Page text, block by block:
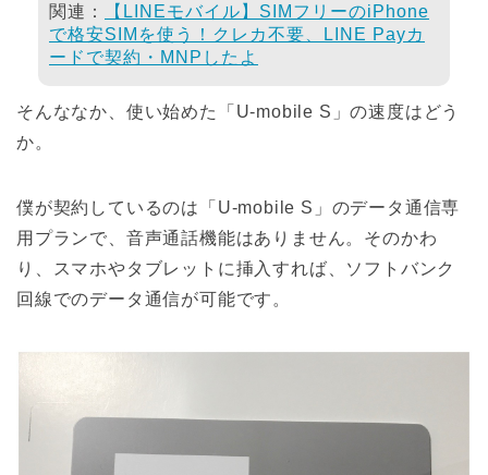
関連：
【LINEモバイル】SIMフリーのiPhone
で格安SIMを使う！クレカ不要、LINE Payカ
ードで契約・MNPしたよ
そんななか、使い始めた「U-mobile S」の速度はどう
か。
僕が契約しているのは「U-mobile S」のデータ通信専
用プランで、音声通話機能はありません。そのかわ
り、スマホやタブレットに挿入すれば、ソフトバンク
回線でのデータ通信が可能です。